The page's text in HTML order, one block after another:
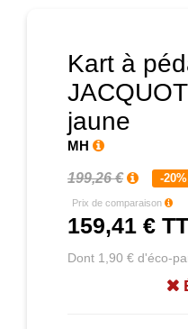
Kart à
jaune
MH
199,26 € -20%
Prix de comparaison
159,41 €
Dont 1,90 € d'éco-